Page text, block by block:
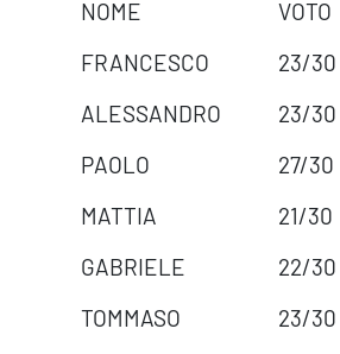
NOME
VOTO
FRANCESCO
23/30
ALESSANDRO
23/30
PAOLO
27/30
MATTIA
21/30
GABRIELE
22/30
TOMMASO
23/30